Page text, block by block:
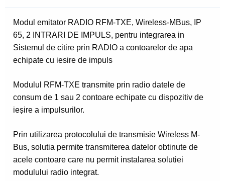
Modul emitator RADIO RFM-TXE, Wireless-MBus, IP
65, 2 INTRARI DE IMPULS, pentru integrarea in
Sistemul de citire prin RADIO a contoarelor de apa
echipate cu iesire de impuls
Modulul RFM-TXE transmite prin radio datele de
consum de 1 sau 2 contoare echipate cu dispozitiv de
ieșire a impulsurilor.
Prin utilizarea protocolului de transmisie Wireless M-
Bus, solutia permite transmiterea datelor obtinute de
acele contoare care nu permit instalarea solutiei
modulului radio integrat.